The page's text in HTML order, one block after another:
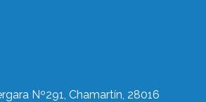
Nº291, Chamartín, 28016